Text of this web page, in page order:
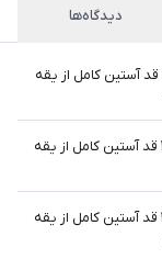
دیدگاه‌ها
قد هودی ۴۵پهنا از یکطرف ۳۳ قد آستین کامل از یقه
قد هودی ۴۹ پهنا از یکطرف ۳۷ قد آستین کامل از یقه
قد هودی ۵۵ پهنا از یکطرف ۴۲ قد آستین کامل از یقه